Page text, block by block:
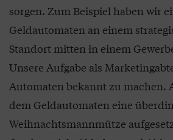
sorgen. Zum Beispiel haben wir
Geldautomaten an einem
Standort mitten in einem
Unsere Aufgabe als
Automaten bekannt zu machen.
dem Geldautomaten eine
Weihnachtsmannmütze